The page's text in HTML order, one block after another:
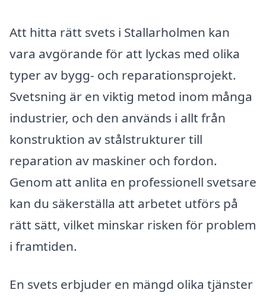
Att hitta rätt svets i Stallarholmen kan
vara avgörande för att lyckas med olika
typer av bygg- och reparationsprojekt.
Svetsning är en viktig metod inom många
industrier, och den används i allt från
konstruktion av stålstrukturer till
reparation av maskiner och fordon.
Genom att anlita en professionell svetsare
kan du säkerställa att arbetet utförs på
rätt sätt, vilket minskar risken för problem
i framtiden.
En svets erbjuder en mängd olika tjänster